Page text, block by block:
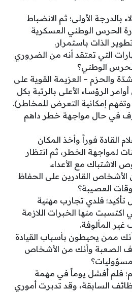
بالدرجة الأولى؛ ثم الانضباط
الحرس الوطني العسكرية
الذات باستمرار.
التي تعتقد أنه من الضروري
الوطني؟
والحزم – العزيمة القوية على
الرؤساء الأعلى بالرتبة بكل
إمكانية التعرض للمخاطر).
في حال مواجهة خطر داهم
القادة فوراً وأخذ المكان
لمواجهة الخطر، ثم انتظار
الاشتباك مع الأعداء.
القادرين على الحفاظ
العصيبة؟
تأكيد؛ فلدي تجارب مهنية
منها الخبرات اللازمة
المألوفة.
ممن يحيطون بأسباب القيادة
الصعبة وأنك من الأشخاص
فلم أفشل يوماً في مهمة
السابقة، وقد تدبرت أموري